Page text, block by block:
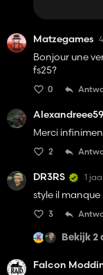
Matzegames
Bonjour une
fs25?
0
Alexandreee59
Merci
2
DR3RS 1
style il manque
3
Bekijk 2
Falcon